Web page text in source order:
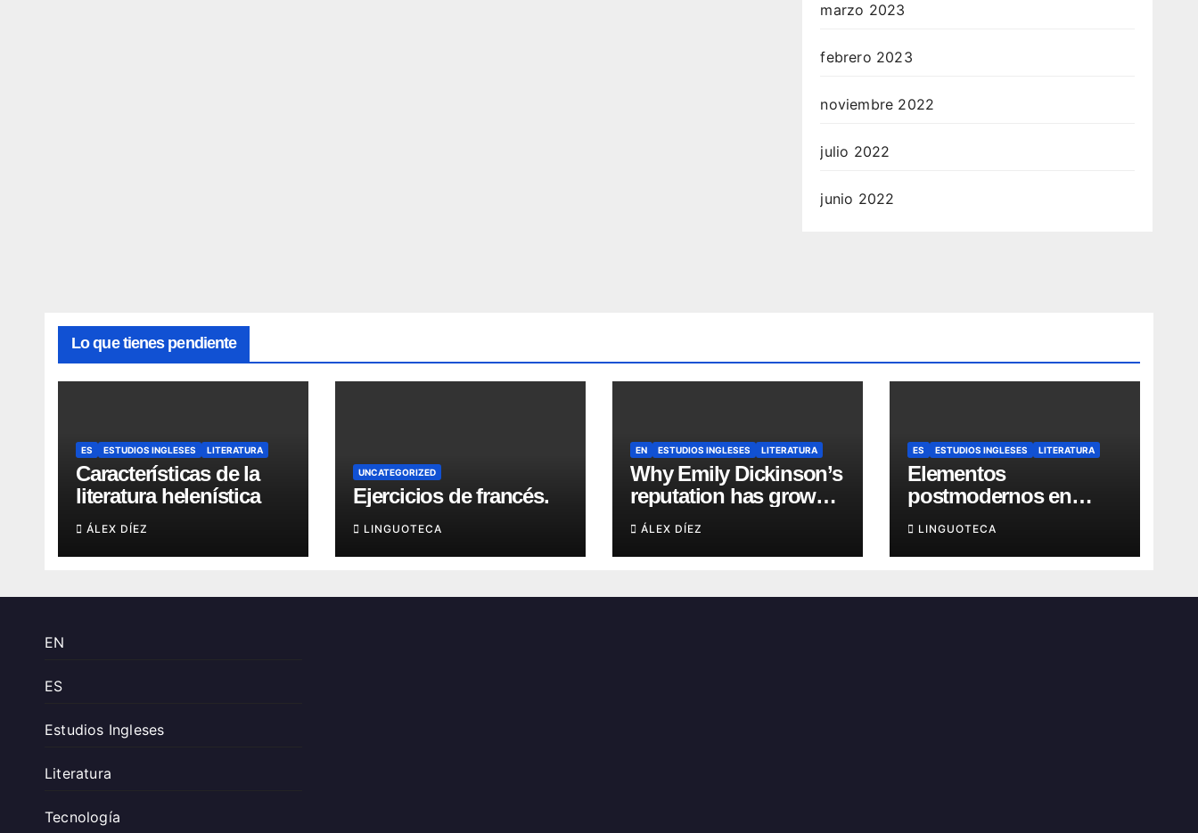
marzo 2023
febrero 2023
noviembre 2022
julio 2022
junio 2022
Lo que tienes pendiente
ES ESTUDIOS INGLESES LITERATURA
Características de la
literatura helenística
ÁLEX DÍEZ
UNCATEGORIZED
Ejercicios de francés.
LINGUOTECA
EN ESTUDIOS INGLESES LITERATURA
Why Emily Dickinson’s
reputation has grown
in recent years?
ÁLEX DÍEZ
ES ESTUDIOS INGLESES LITERATURA
Elementos
postmodernos en
“Recitatif” de Toni
Morrison
LINGUOTECA
EN
ES
Estudios Ingleses
Literatura
Tecnología